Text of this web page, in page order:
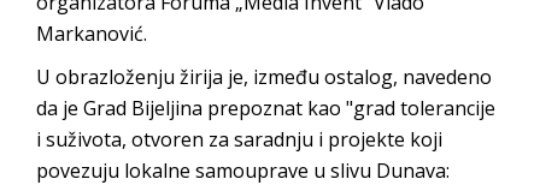
Markanović.
U obrazloženju žirija je, između ostalog, navedeno
da je Grad Bijeljina prepoznat kao "grad tolerancije
i suživota, otvoren za saradnju i projekte koji
povezuju lokalne samouprave u slivu Dunava: